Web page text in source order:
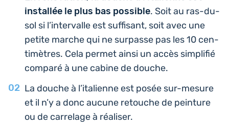
ins­tal­lée le plus bas pos­sible. Soit au ras-du-
sol si l’in­ter­valle est suf­fi­sant, soit avec une
petite marche qui ne sur­passe pas les 10 cen­
ti­mètres. Cela permet ainsi un accès sim­pli­fié
comparé à une cabine de douche.
La douche à l’i­ta­lienne est posée sur-mesure
et il n’y a donc aucune retouche de pein­ture
ou de car­re­lage à réaliser.